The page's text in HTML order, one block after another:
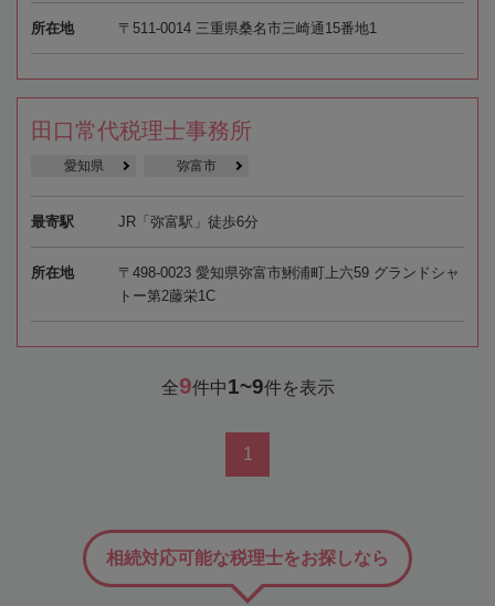
所在地 〒511-0014 三重県桑名市三崎通15番地1
田口常代税理士事務所
愛知県 弥富市
最寄駅 JR「弥富駅」徒歩6分
所在地
〒498-0023 愛知県弥富市鯏浦町上六59 グランドシャ
トー第2藤栄1C
全9件中1~9件を表示
1
相続対応可能な税理士をお探しなら